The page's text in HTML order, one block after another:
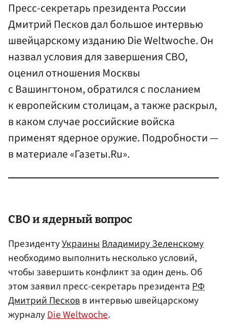
Пресс-секретарь президента России
Дмитрий Песков дал большое интервью
швейцарскому изданию Die Weltwoche. Он
назвал условия для завершения СВО,
оценил отношения Москвы
с Вашингтоном, обратился с посланием
к европейским столицам, а также раскрыл,
в каком случае российские войска
применят ядерное оружие. Подробности —
в материале «Газеты.Ru».
СВО и ядерный вопрос
ПрезидентуУкраиныВладимиру Зеленскому
необходимо выполнить несколько условий,
чтобы завершить конфликт за один день. Об
этом заявил пресс-секретарь президентаРФ
Дмитрий Песковв интервью швейцарскому
журналуDie Weltwoche.